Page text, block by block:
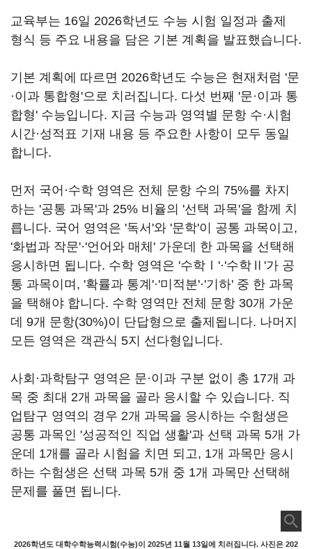
교육부는 16일 2026학년도 수능 시험 일정과 출제
형식 등 주요 내용을 담은 기본 계획을 발표했습니다.
기본 계획에 따르면 2026학년도 수능은 현재처럼 '문
·이과 통합형'으로 치러집니다. 다섯 번째 '문·이과 통
합형' 수능입니다. 지금 수능과 영역별 문항 수·시험
시간·성적표 기재 내용 등 주요한 사항이 모두 동일
합니다.
먼저 국어·수학 영역은 전체 문항 수의 75%를 차지
하는 '공통 과목'과 25% 비율의 '선택 과목'을 함께 치
릅니다. 국어 영역은 '독서'와 '문학'이 공통 과목이고,
'화법과 작문'·'언어와 매체' 가운데 한 과목을 선택해
응시하면 됩니다. 수학 영역은 '수학Ⅰ'·'수학Ⅱ'가 공
통 과목이며, '확률과 통계'·'미적분'·'기하' 중 한 과목
을 택해야 합니다. 수학 영역만 전체 문항 30개 가운
데 9개 문항(30%)이 단답형으로 출제됩니다. 나머지
모든 영역은 객관식 5지 선다형입니다.
사회·과학탐구 영역은 문·이과 구분 없이 총 17개 과
목 중 최대 2개 과목을 골라 응시할 수 있습니다. 직
업탐구 영역의 경우 2개 과목을 응시하는 수험생은
공통 과목인 '성공적인 직업 생활'과 선택 과목 5개 가
운데 1개를 골라 시험을 치면 되고, 1개 과목만 응시
하는 수험생은 선택 과목 5개 중 1개 과목만 선택해
문제를 풀면 됩니다.
2026학년도 대학수학능력시험(수능)이 2025년 11월 13일에 치러집니다. 사진은 202